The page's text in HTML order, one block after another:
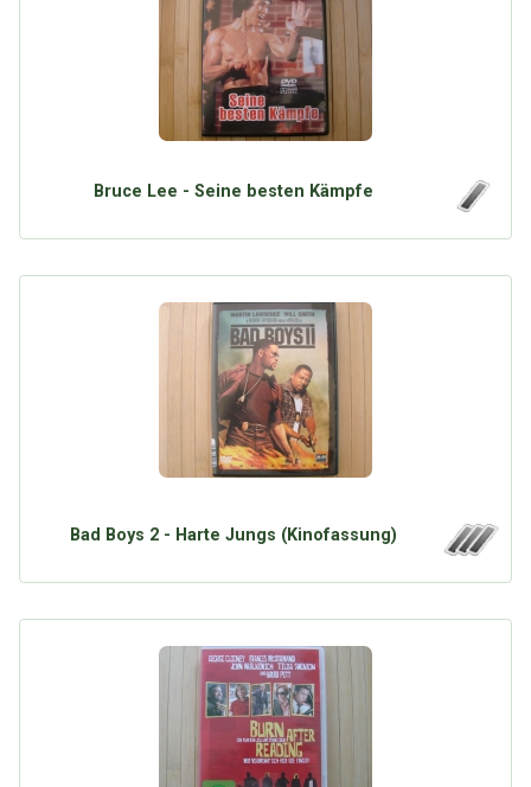
Bruce Lee - Seine besten Kämpfe
Bad Boys 2 - Harte Jungs (Kinofassung)